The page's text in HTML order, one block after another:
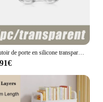
to new
Butoir de porte en silicone transparent, fournitures de sécurité, coussin de poignée de porte, bord porteurs mural, protection de sécurité pour bébé, maison